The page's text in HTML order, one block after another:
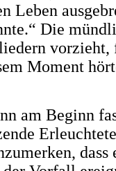
Leben
Die
Moment
am Beginn
dass